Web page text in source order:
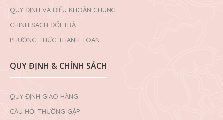
QUY ĐỊNH VÀ ĐIỀU KHOẢN CHUNG
CHÍNH SÁCH ĐỔI TRẢ
PHƯƠNG THỨC THANH TOÁN
QUY ĐỊNH & CHÍNH SÁCH
QUY ĐỊNH GIAO HÀNG
CÂU HỎI THƯỜNG GẶP